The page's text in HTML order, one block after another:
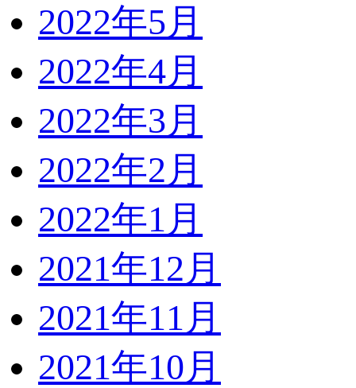
2022年5月
2022年4月
2022年3月
2022年2月
2022年1月
2021年12月
2021年11月
2021年10月